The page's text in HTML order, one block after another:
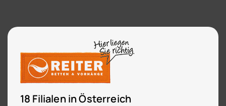
18 Filialen in Österreich